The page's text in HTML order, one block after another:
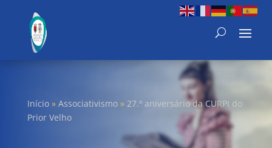
Início» Associativismo» 27.º aniversário da CURPI do
Prior Velho